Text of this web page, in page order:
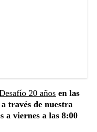
20 años en las
través de nuestra
a viernes a las 8:00